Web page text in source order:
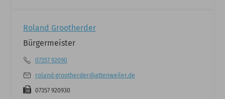
Roland Grootherder
Bürgermeister
07357 92090
roland.grootherder@attenweiler.de
07357 920930